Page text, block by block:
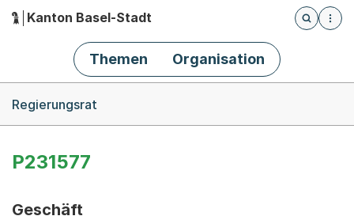
Hauptnavigation
Kanton Basel-Stadt
Öffnet
Themen Organisation
Regierungsrat
P231577
Geschäft